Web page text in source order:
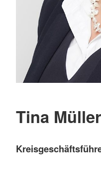
Tina Müller